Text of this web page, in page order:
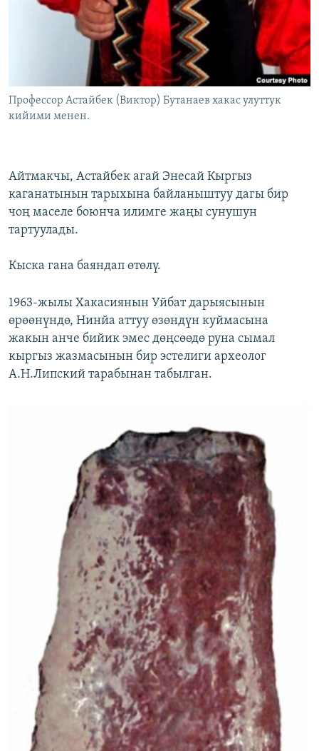
Профессор Астайбек (Виктор) Бутанаев хакас улуттук
кийими менен.
Айтмакчы, Астайбек агай Энесай Кыргыз
каганатынын тарыхына байланыштуу дагы бир
чоң маселе боюнча илимге жаңы сунушун
тартуулады.
Кыска гана баяндап өтөлү.
1963-жылы Хакасиянын Уйбат дарыясынын
өрөөнүндө, Нинйа аттуу өзөндүн куймасына
жакын анче бийик эмес дөңсөөдө руна сымал
кыргыз жазмасынын бир эстелиги археолог
А.Н.Липский тарабынан табылган.